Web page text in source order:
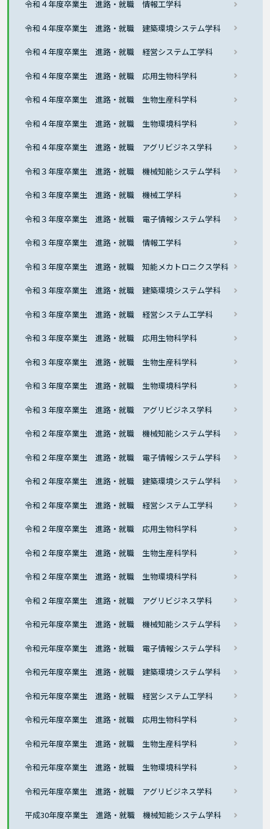
令和４年度卒業生 進路・就職 情報工学科
令和４年度卒業生 進路・就職 建築環境システム学科
令和４年度卒業生 進路・就職 経営システム工学科
令和４年度卒業生 進路・就職 応用生物科学科
令和４年度卒業生 進路・就職 生物生産科学科
令和４年度卒業生 進路・就職 生物環境科学科
令和４年度卒業生 進路・就職 アグリビジネス学科
令和３年度卒業生 進路・就職 機械知能システム学科
令和３年度卒業生 進路・就職 機械工学科
令和３年度卒業生 進路・就職 電子情報システム学科
令和３年度卒業生 進路・就職 情報工学科
令和３年度卒業生 進路・就職 知能メカトロニクス学科
令和３年度卒業生 進路・就職 建築環境システム学科
令和３年度卒業生 進路・就職 経営システム工学科
令和３年度卒業生 進路・就職 応用生物科学科
令和３年度卒業生 進路・就職 生物生産科学科
令和３年度卒業生 進路・就職 生物環境科学科
令和３年度卒業生 進路・就職 アグリビジネス学科
令和２年度卒業生 進路・就職 機械知能システム学科
令和２年度卒業生 進路・就職 電子情報システム学科
令和２年度卒業生 進路・就職 建築環境システム学科
令和２年度卒業生 進路・就職 経営システム工学科
令和２年度卒業生 進路・就職 応用生物科学科
令和２年度卒業生 進路・就職 生物生産科学科
令和２年度卒業生 進路・就職 生物環境科学科
令和２年度卒業生 進路・就職 アグリビジネス学科
令和元年度卒業生 進路・就職 機械知能システム学科
令和元年度卒業生 進路・就職 電子情報システム学科
令和元年度卒業生 進路・就職 建築環境システム学科
令和元年度卒業生 進路・就職 経営システム工学科
令和元年度卒業生 進路・就職 応用生物科学科
令和元年度卒業生 進路・就職 生物生産科学科
令和元年度卒業生 進路・就職 生物環境科学科
令和元年度卒業生 進路・就職 アグリビジネス学科
平成30年度卒業生 進路・就職 機械知能システム学科